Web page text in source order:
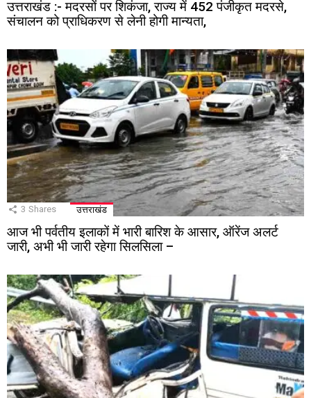
उत्तराखंड :- मदरसों पर शिकंजा, राज्य में 452 पंजीकृत मदरसे,
संचालन को प्राधिकरण से लेनी होगी मान्यता,
3 Shares उत्तराखंड
आज भी पर्वतीय इलाकों में भारी बारिश के आसार, ऑरेंज अलर्ट
जारी, अभी भी जारी रहेगा सिलसिला –